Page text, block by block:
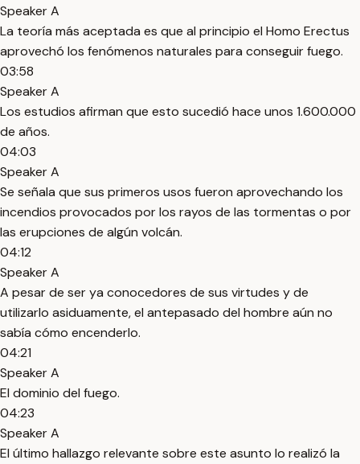
Speaker A
La teoría más aceptada es que al principio el Homo Erectus
aprovechó los fenómenos naturales para conseguir fuego.
03:58
Speaker A
Los estudios afirman que esto sucedió hace unos 1.600.000
de años.
04:03
Speaker A
Se señala que sus primeros usos fueron aprovechando los
incendios provocados por los rayos de las tormentas o por
las erupciones de algún volcán.
04:12
Speaker A
A pesar de ser ya conocedores de sus virtudes y de
utilizarlo asiduamente, el antepasado del hombre aún no
sabía cómo encenderlo.
04:21
Speaker A
El dominio del fuego.
04:23
Speaker A
El último hallazgo relevante sobre este asunto lo realizó la